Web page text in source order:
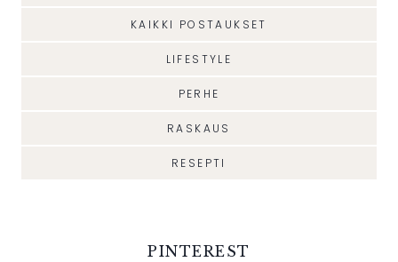
KAIKKI POSTAUKSET
LIFESTYLE
PERHE
RASKAUS
RESEPTI
PINTEREST